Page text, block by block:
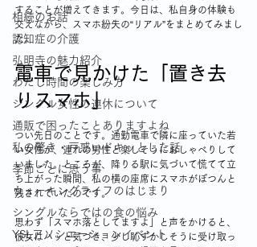
相続のお話
認知症の介護
弘明寺の魅力紹介
わたし時間の楽しみ方
シングル女性の連休について
通販で困ったことありますよね
私の驚き・戸惑いドキッとした話
季節ごとに思う事
ウォーキングライフのはじまり
シングルならではの食の悩み
YSLアソシエーションイベント
することが増えてきます。今日は、私自身の体験も
交えながら、スマホ紛失の“リアル”をまとめてみまし
た。
電車で見かけた「置き去
りスマホ」
つい先日のことです。通勤電車で隣に座っていた若
い女性が、連れの男性と楽しそうにおしゃべりして
いました。ところが、降りる駅に気づいて慌てて立
ち上がった瞬間、私の横の座席にスマホがぽつんと
残されていたのです。
思わず「スマホ落としてますよ」と声をかけると、
彼女はハッと気づき、少し恥ずかしそうに受け取っ